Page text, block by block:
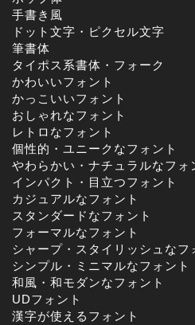
手書き風
ドット文字・ピクセル文字
筆書体
タイポス系書体・フォーク
かわいいフォント
かっこいいフォント
おしゃれなフォント
レトロなフォント
個性的・ユニークなフォント
やわらかい・ナチュラルなフォ
インパクト・目立つフォント
カジュアルなフォント
スタンダードなフォント
フォーマルなフォント
シャープ・スタイリッシュなフ
シンプル・ミニマルなフォント
和風・和モダンなフォント
UDフォント
漢字が使えるフォント